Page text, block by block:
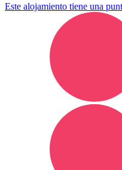
Este alojamiento tiene una